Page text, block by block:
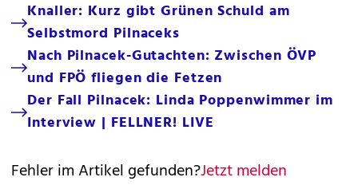
Knaller: Kurz gibt Grünen Schuld am
Selbstmord Pilnaceks
Nach Pilnacek-Gutachten: Zwischen ÖVP
und FPÖ fliegen die Fetzen
Der Fall Pilnacek: Linda Poppenwimmer im
Interview | FELLNER! LIVE
Fehler im Artikel gefunden?Jetzt melden